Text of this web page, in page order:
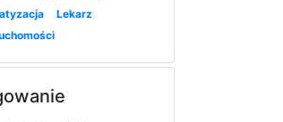
Lekarz